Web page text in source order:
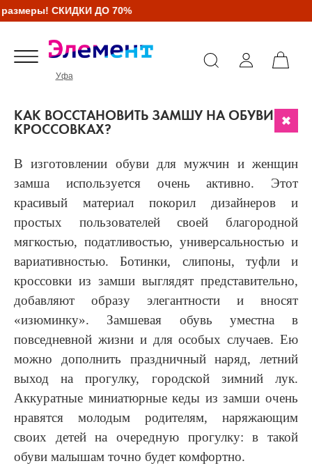
ДО 70%
Уфа
КАК ВОССТАНОВИТЬ ЗАМШУ НА ОБУВИ И
КРОССОВКАХ?
В изготовлении обуви для мужчин и женщин
замша используется очень активно. Этот
красивый материал покорил дизайнеров и
простых пользователей своей благородной
мягкостью, податливостью, универсальностью и
вариативностью. Ботинки, слипоны, туфли и
кроссовки из замши выглядят представительно,
добавляют образу элегантности и вносят
«изюминку». Замшевая обувь уместна в
повседневной жизни и для особых случаев. Ею
можно дополнить праздничный наряд, летний
выход на прогулку, городской зимний лук.
Аккуратные миниатюрные кеды из замши очень
нравятся молодым родителям, наряжающим
своих детей на очередную прогулку: в такой
обуви малышам точно будет комфортно.